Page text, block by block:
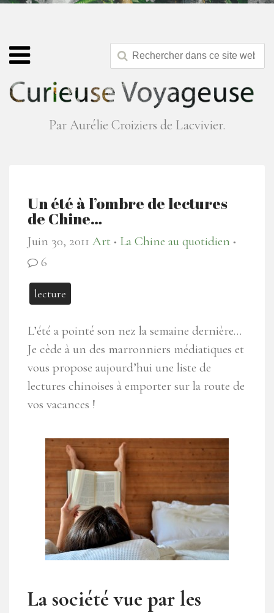
Par Aurélie Croiziers de Lacvivier.
Un été à l’ombre de lectures
de Chine…
Juin 30, 2011 Art ● La Chine au quotidien ●
6
lecture
L’été a pointé son nez la semaine dernière…
Je cède à un des marronniers médiatiques et
vous propose aujourd’hui une liste de
lectures chinoises à emporter sur la route de
vos vacances !
La société vue par les